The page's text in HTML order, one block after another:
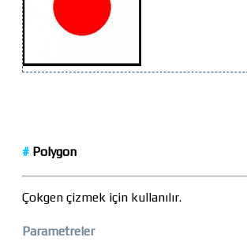
# Polygon
Çokgen çizmek için kullanılır.
Parametreler